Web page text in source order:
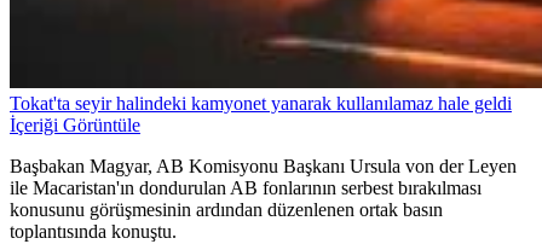
Tokat'ta seyir halindeki kamyonet yanarak kullanılamaz hale geldi
İçeriği Görüntüle
Başbakan Magyar, AB Komisyonu Başkanı Ursula von der Leyen
ile Macaristan'ın dondurulan AB fonlarının serbest bırakılması
konusunu görüşmesinin ardından düzenlenen ortak basın
toplantısında konuştu.